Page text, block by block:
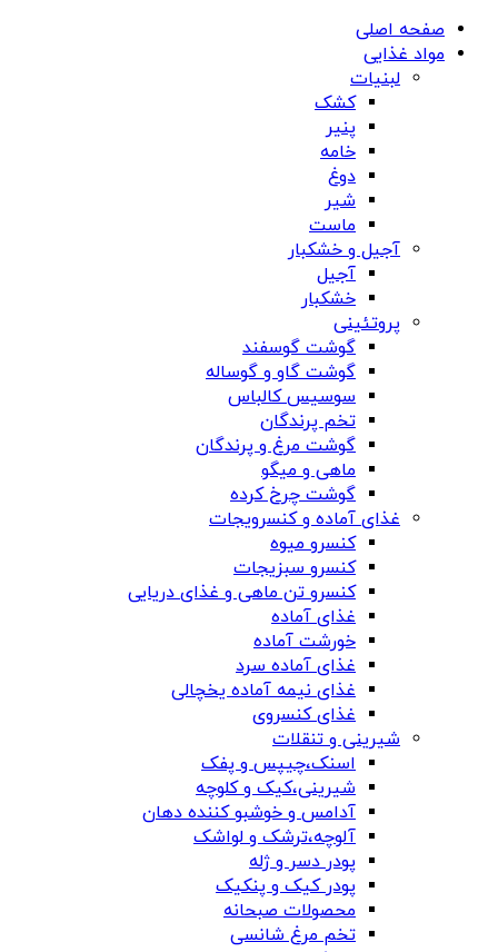
صفحه اصلی
مواد غذایی
لبنیات
کشک
پنیر
خامه
دوغ
شیر
ماست
آجیل و خشکبار
آجیل
خشکبار
پروتئینی
گوشت گوسفند
گوشت گاو و گوساله
سوسیس کالباس
تخم پرندگان
گوشت مرغ و پرندگان
ماهی و میگو
گوشت چرخ کرده
غذای آماده و کنسرویجات
کنسرو میوه
کنسرو سبزیجات
کنسرو تن ماهی و غذای دریایی
غذای آماده
خورشت آماده
غذای آماده سرد
غذای نیمه آماده یخچالی
غذای کنسروی
شیرینی و تنقلات
اسنک،چیپس و پفک
شیرینی،کیک و کلوچه
آدامس و خوشبو کننده دهان
آلوچه،ترشک و لواشک
پودر دسر و ژله
پودر کیک و پنکیک
محصولات صبحانه
تخم مرغ شانسی